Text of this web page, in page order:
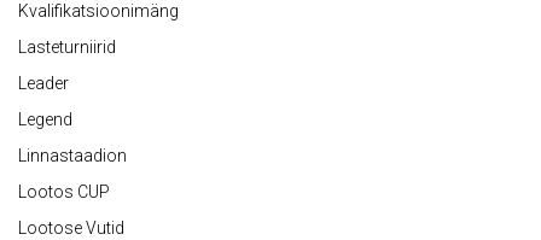
Kvalifikatsioonimäng
Lasteturniirid
Leader
Legend
Linnastaadion
Lootos CUP
Lootose Vutid